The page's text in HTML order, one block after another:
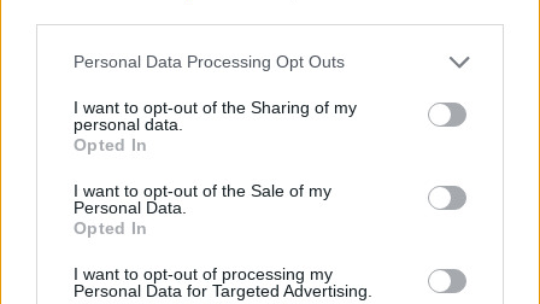
Personal Data Processing Opt Outs
I want to opt-out of the Sharing of my
personal data.
Opted In
I want to opt-out of the Sale of my
Personal Data.
Opted In
I want to opt-out of processing my
Personal Data for Targeted Advertising.
Esim for Global
Esim for USA|Esim for Italy| Esim for Spain|Esim